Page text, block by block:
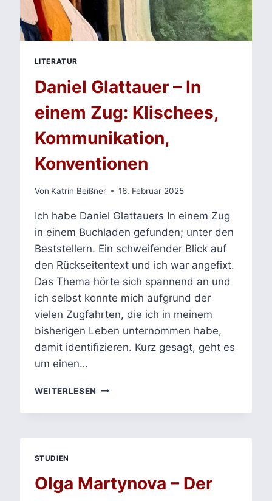
LITERATUR
Daniel Glattauer – In
einem Zug: Klischees,
Kommunikation,
Konventionen
Von Katrin Beißner 16. Februar 2025
Ich habe Daniel Glattauers In einem Zug
in einem Buchladen gefunden; unter den
Beststellern. Ein schweifender Blick auf
den Rückseitentext und ich war angefixt.
Das Thema hörte sich spannend an und
ich selbst konnte mich aufgrund der
vielen Zugfahrten, die ich in meinem
bisherigen Leben unternommen habe,
damit identifizieren. Kurz gesagt, geht es
um einen…
WEITERLESEN DANIEL
–
KOMMUNIKATION,
KONVENTIONEN
STUDIEN
Olga Martynova – Der